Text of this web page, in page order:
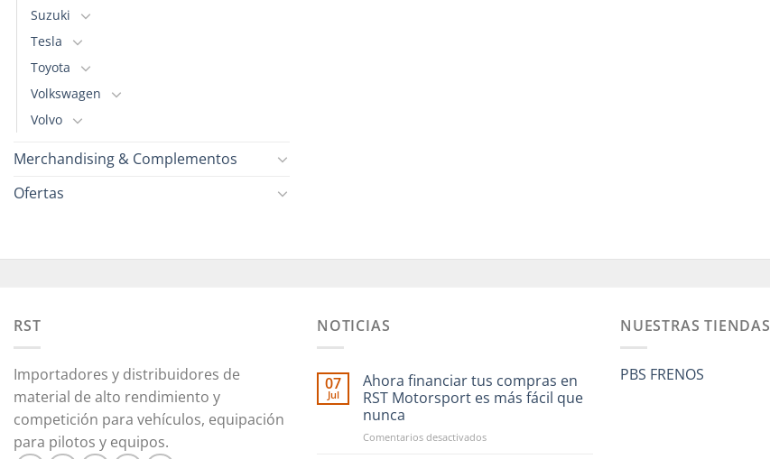
Suzuki
Tesla
Toyota
Volkswagen
Volvo
Merchandising & Complementos
Ofertas
RST
Importadores y distribuidores de
material de alto rendimiento y
competición para vehículos, equipación
para pilotos y equipos.
NOTICIAS
07
Jul
Ahora financiar tus compras en
RST Motorsport es más fácil que
nunca
Comentarios desactivadosen
NUESTRAS TIENDAS
PBS FRENOS